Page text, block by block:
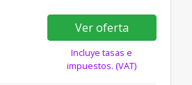
Ver oferta
Incluye tasas e
impuestos. (VAT)